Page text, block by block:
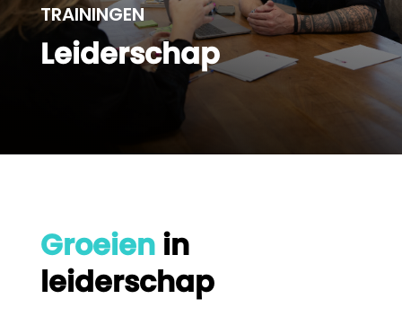
TRAININGEN
Leiderschap
Groeien in
leiderschap